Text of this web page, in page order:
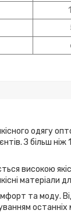
одягу
З більш
високою
та